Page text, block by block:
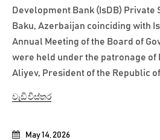
May 14, 2026
Development Bank (IsDB) Private
Baku, Azerbaijan coinciding with
Annual Meeting of the Board of
were held under the patronage of
Aliyev, President of the Republic
වැඩි විස්තර